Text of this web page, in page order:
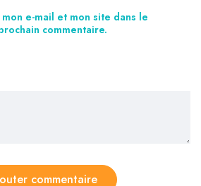
e-mail et mon site dans le
commentaire.